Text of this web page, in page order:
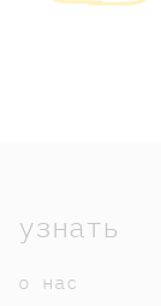
узнать
о нас